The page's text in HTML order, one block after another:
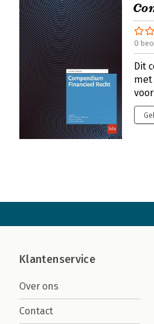
0
Dit
met
Klantenservice
Over ons
Contact